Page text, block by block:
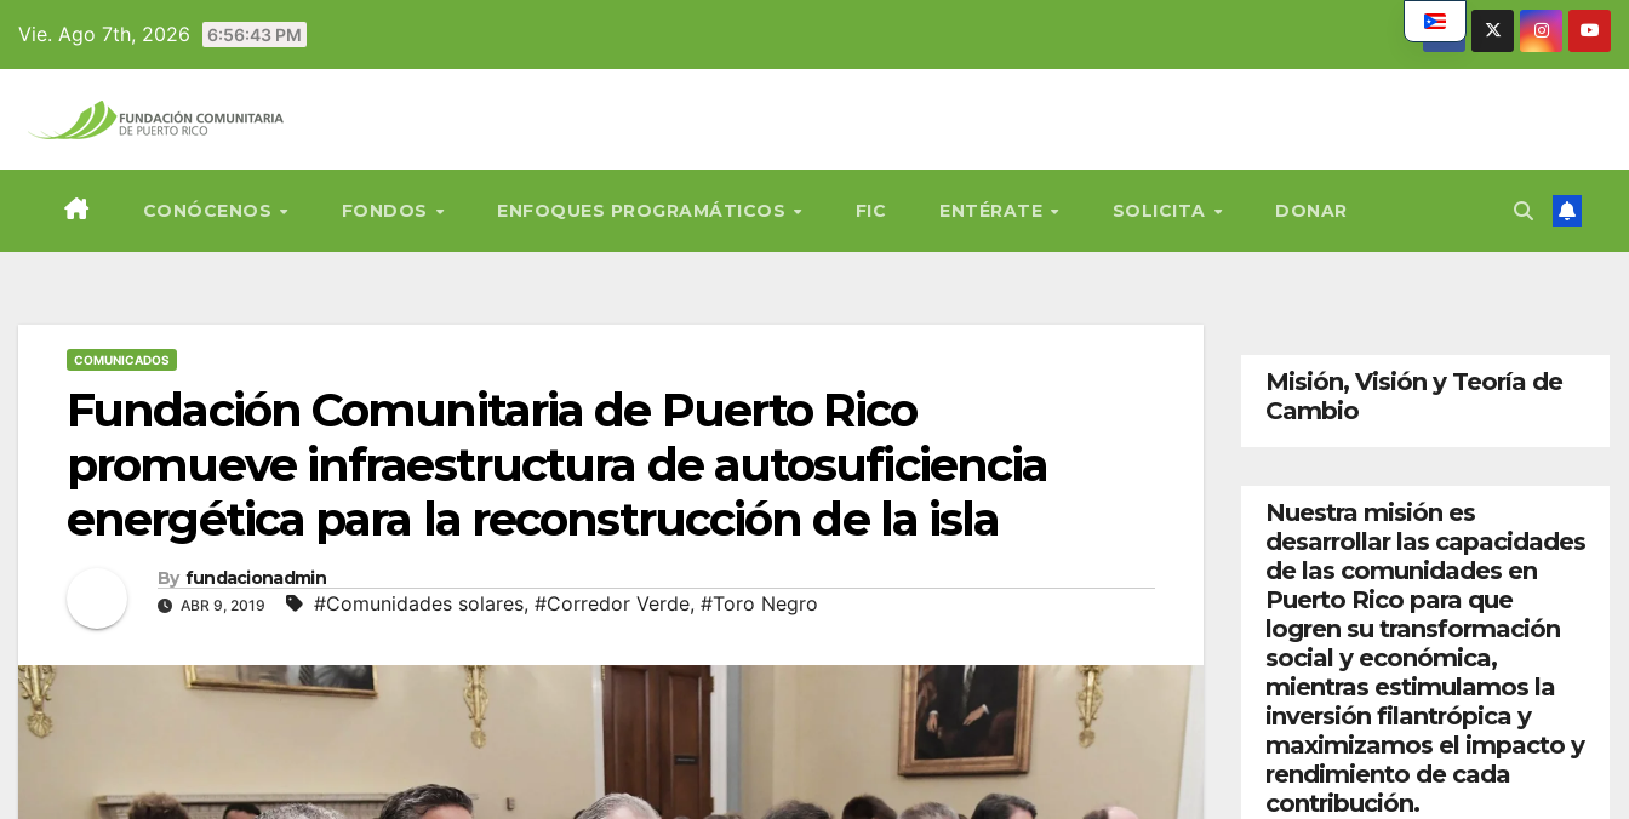
content
Vie. Ago 7th, 2026 6:56:44 PM
CONÓCENOS FONDOS ENFOQUES PROGRAMÁTICOS FIC ENTÉRATE SOLICITA DONAR
COMUNICADOS
Fundación Comunitaria de Puerto Rico
promueve infraestructura de autosuficiencia
energética para la reconstrucción de la isla
By fundacionadmin
ABR 9, 2019 #Comunidades solares, #Corredor Verde, #Toro Negro
Misión, Visión y Teoría de
Cambio
Nuestra misión es
desarrollar las capacidades
de las comunidades en
Puerto Rico para que
logren su transformación
social y económica,
mientras estimulamos la
inversión filantrópica y
maximizamos el impacto y
rendimiento de cada
contribución.